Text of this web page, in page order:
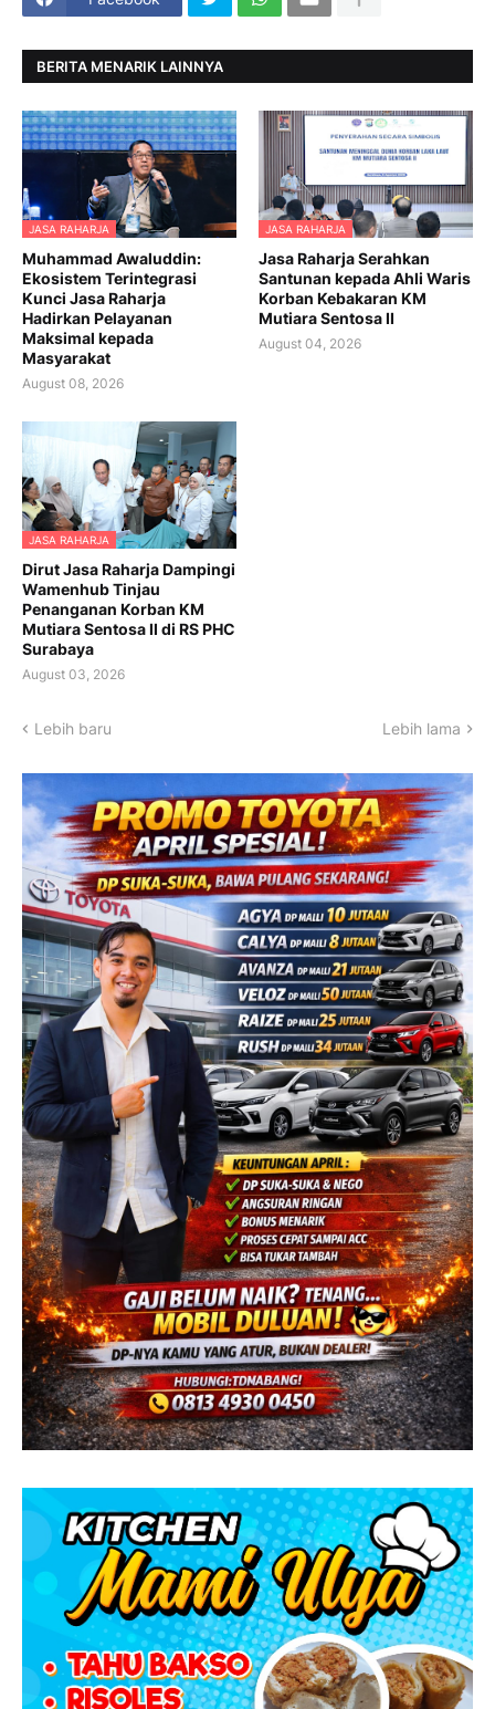
BERITA MENARIK LAINNYA
JASA RAHARJA
Muhammad Awaluddin:
Ekosistem Terintegrasi
Kunci Jasa Raharja
Hadirkan Pelayanan
Maksimal kepada
Masyarakat
August 08, 2026
JASA RAHARJA
Jasa Raharja Serahkan
Santunan kepada Ahli Waris
Korban Kebakaran KM
Mutiara Sentosa II
August 04, 2026
JASA RAHARJA
Dirut Jasa Raharja Dampingi
Wamenhub Tinjau
Penanganan Korban KM
Mutiara Sentosa II di RS PHC
Surabaya
August 03, 2026
Lebih baru Lebih lama